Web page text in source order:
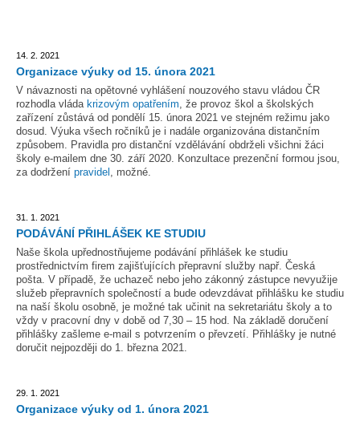
14. 2. 2021
Organizace výuky od 15. února 2021
V návaznosti na opětovné vyhlášení nouzového stavu vládou ČR
rozhodla vláda krizovým opatřením, že provoz škol a školských
zařízení zůstává od pondělí 15. února 2021 ve stejném režimu jako
dosud. Výuka všech ročníků je i nadále organizována distančním
způsobem. Pravidla pro distanční vzdělávání obdrželi všichni žáci
školy e-mailem dne 30. září 2020. Konzultace prezenční formou jsou,
za dodržení pravidel , možné.
31. 1. 2021
PODÁVÁNÍ PŘIHLÁŠEK KE STUDIU
Naše škola upřednostňujeme podávání přihlášek ke studiu
prostřednictvím firem zajišťujících přepravní služby např. Česká
pošta. V případě, že uchazeč nebo jeho zákonný zástupce nevyužije
služeb přepravních společností a bude odevzdávat přihlášku ke studiu
na naší školu osobně, je možné tak učinit na sekretariátu školy a to
vždy v pracovní dny v době od 7,30 – 15 hod. Na základě doručení
přihlášky zašleme e-mail s potvrzením o převzetí. Přihlášky je nutné
doručit nejpozději do 1. března 2021.
29. 1. 2021
Organizace výuky od 1. února 2021